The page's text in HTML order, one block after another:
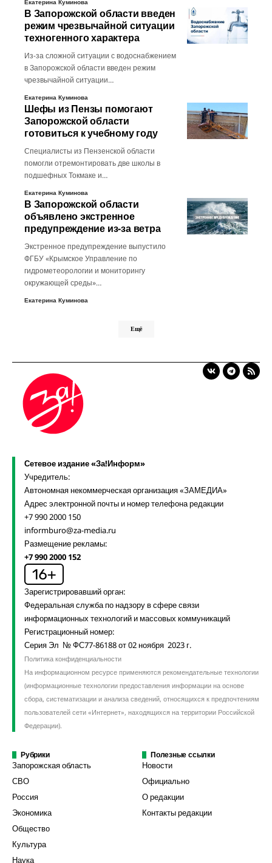
Екатерина Куминова
В Запорожской области введен
режим чрезвычайной ситуации
техногенного характера
Из-за сложной ситуации с водоснабжением
в Запорожской области введен режим
чрезвычайной ситуации…
Екатерина Куминова
Шефы из Пензы помогают
Запорожской области
готовиться к учебному году
Специалисты из Пензенской области
помогли отремонтировать две школы в
подшефных Токмаке и…
Екатерина Куминова
В Запорожской области
объявлено экстренное
предупреждение из-за ветра
Экстренное предупреждение выпустило
ФГБУ «Крымское Управление по
гидрометеорологии и мониторингу
окружающей среды»…
Екатерина Куминова
Ещё
Сетевое издание «За!Информ»
Учредитель:
Автономная некоммерческая организация «ЗАМЕДИА»
Адрес электронной почты и номер телефона редакции
+7 990 2000 150
informburo@za-media.ru
Размещение рекламы:
+7 990 2000 152
Зарегистрировавший орган:
Федеральная служба по надзору в сфере связи
информационных технологий и массовых коммуникаций
Регистрационный номер:
Серия Эл № ФС77-86188 от 02 ноября 2023 г.
Политика конфиденциальности
На информационном ресурсе применяются рекомендательные технологии
(информационные технологии предоставления информации на основе
сбора, систематизации и анализа сведений, относящихся к предпочтениям
пользователей сети «Интернет», находящихся на территории Российской
Федерации).
Рубрики
Запорожская область
СВО
Россия
Экономика
Общество
Культура
Наука
Полезные ссылки
Новости
Официально
О редакции
Контакты редакции